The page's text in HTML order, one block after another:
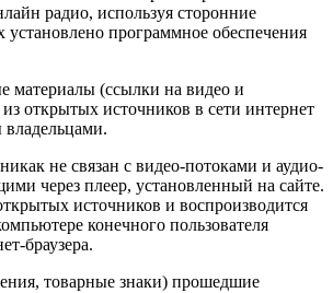
радио, используя сторонние
установлено программное обеспечения
материалы (ссылки на видео и
открытых источников в сети интернет
не связан с видео-потоками и аудио-
через плеер, установленный на сайте.
источников и воспроизводится
конечного пользователя
браузера.
товарные знаки) прошедшие